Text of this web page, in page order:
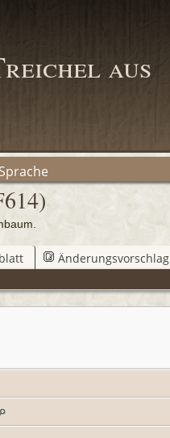
aus
Sprache
Änderungsvorschlag